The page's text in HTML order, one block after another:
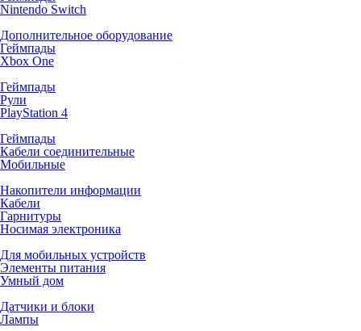
Nintendo Switch
Дополнительное оборудование
Геймпады
Xbox One
Геймпады
Рули
PlayStation 4
Геймпады
Кабели соединительные
Мобильные
Накопители информации
Кабели
Гарнитуры
Носимая электроника
Для мобильных устройств
Элементы питания
Умный дом
Датчики и блоки
Лампы